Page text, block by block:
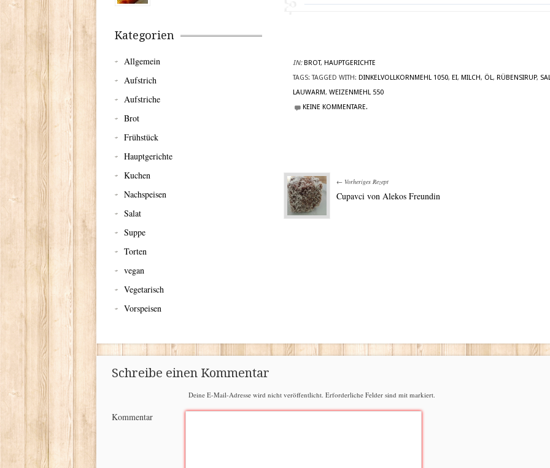
IN: BROT, HAUPTGERICHTE
TAGS: TAGGED WITH: DINKELVOLLKORNMEHL 1050, EI, MILCH, ÖL, RÜBENSIRUP,
LAUWARM, WEIZENMEHL 550
KEINE KOMMENTARE.
← Vorheriges Rezept
Cupavci von Alekos Freundin
Kategorien
Allgemein
Aufstrich
Aufstriche
Brot
Frühstück
Hauptgerichte
Kuchen
Nachspeisen
Salat
Suppe
Torten
vegan
Vegetarisch
Vorspeisen
Schreibe einen Kommentar
Deine E-Mail-Adresse wird nicht veröffentlicht. Erforderliche Felder sind mit markiert.
Kommentar